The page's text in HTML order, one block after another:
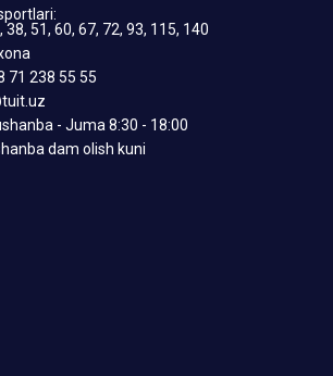
38, 51, 60, 67, 72, 93, 115, 140
71 238 55 55
- Juma 8:30 - 18:00
dam olish kuni